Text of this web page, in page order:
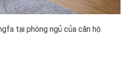
tại phòng ngủ của căn hộ.